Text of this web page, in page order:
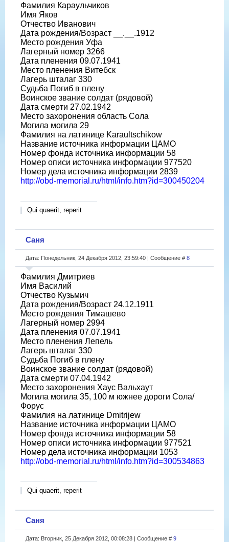
Фамилия Караульчиков
Имя Яков
Отчество Иванович
Дата рождения/Возраст __.__.1912
Место рождения Уфа
Лагерный номер 3266
Дата пленения 09.07.1941
Место пленения Витебск
Лагерь шталаг 330
Судьба Погиб в плену
Воинское звание солдат (рядовой)
Дата смерти 27.02.1942
Место захоронения область Сола
Могила могила 29
Фамилия на латинице Karaultschikow
Название источника информации ЦАМО
Номер фонда источника информации 58
Номер описи источника информации 977520
Номер дела источника информации 2839
http://obd-memorial.ru/html/info.htm?id=300450204
Qui quaerit, reperit
Саня
Дата: Понедельник, 24 Декабря 2012, 23:59:40 | Сообщение # 8
Фамилия Дмитриев
Имя Василий
Отчество Кузьмич
Дата рождения/Возраст 24.12.1911
Место рождения Тимашево
Лагерный номер 2994
Дата пленения 07.07.1941
Место пленения Лепель
Лагерь шталаг 330
Судьба Погиб в плену
Воинское звание солдат (рядовой)
Дата смерти 07.04.1942
Место захоронения Хаус Вальхаут
Могила могила 35, 100 м южнее дороги Сола/
Форус
Фамилия на латинице Dmitrijew
Название источника информации ЦАМО
Номер фонда источника информации 58
Номер описи источника информации 977521
Номер дела источника информации 1053
http://obd-memorial.ru/html/info.htm?id=300534863
Qui quaerit, reperit
Саня
Дата: Вторник, 25 Декабря 2012, 00:08:28 | Сообщение # 9